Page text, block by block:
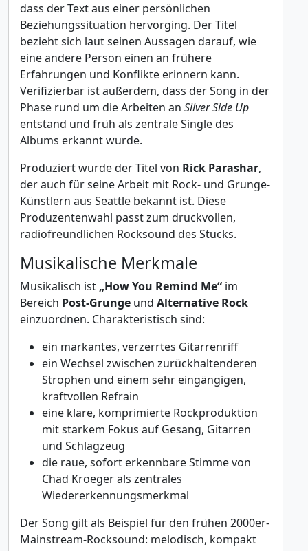
dass der Text aus einer persönlichen
Beziehungssituation hervorging. Der Titel
bezieht sich laut seinen Aussagen darauf, wie
eine andere Person einen an frühere
Erfahrungen und Konflikte erinnern kann.
Verifizierbar ist außerdem, dass der Song in der
Phase rund um die Arbeiten an Silver Side Up
entstand und früh als zentrale Single des
Albums erkannt wurde.
Produziert wurde der Titel von Rick Parashar,
der auch für seine Arbeit mit Rock- und Grunge-
Künstlern aus Seattle bekannt ist. Diese
Produzentenwahl passt zum druckvollen,
radiofreundlichen Rocksound des Stücks.
Musikalische Merkmale
Musikalisch ist „How You Remind Me“ im
Bereich Post-Grunge und Alternative Rock
einzuordnen. Charakteristisch sind:
ein markantes, verzerrtes Gitarrenriff
ein Wechsel zwischen zurückhaltenderen
Strophen und einem sehr eingängigen,
kraftvollen Refrain
eine klare, komprimierte Rockproduktion
mit starkem Fokus auf Gesang, Gitarren
und Schlagzeug
die raue, sofort erkennbare Stimme von
Chad Kroeger als zentrales
Wiedererkennungsmerkmal
Der Song gilt als Beispiel für den frühen 2000er-
Mainstream-Rocksound: melodisch, kompakt